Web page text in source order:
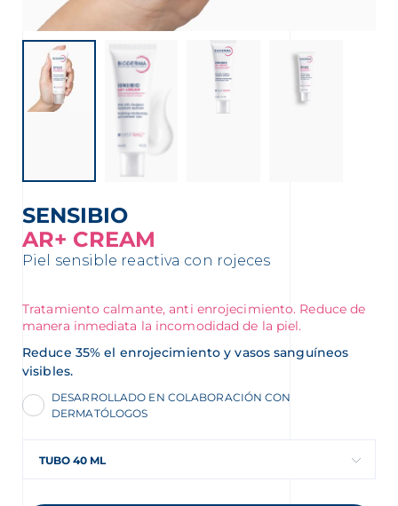
SENSIBIO
AR+ CREAM
Piel sensible reactiva con rojeces
Tratamiento calmante, anti enrojecimiento. Reduce de
manera inmediata la incomodidad de la piel.
Reduce 35% el enrojecimiento y vasos sanguíneos
visibles.
DESARROLLADO EN COLABORACIÓN CON
DERMATÓLOGOS
TUBO 40 ML